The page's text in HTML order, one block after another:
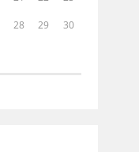
28 29 30